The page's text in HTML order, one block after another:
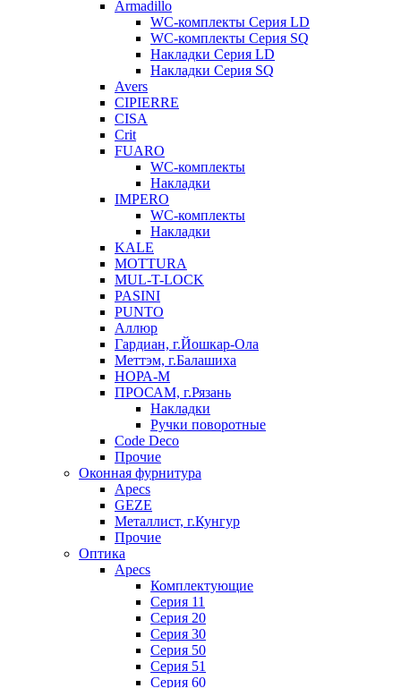
Armadillo
WC-комплекты Серия LD
WC-комплекты Серия SQ
Накладки Серия LD
Накладки Серия SQ
Avers
CIPIERRE
CISA
Crit
FUARO
WC-комплекты
Накладки
IMPERO
WC-комплекты
Накладки
KALE
MOTTURA
MUL-T-LOCK
PASINI
PUNTO
Аллюр
Гардиан, г.Йошкар-Ола
Меттэм, г.Балашиха
НОРА-М
ПРОСАМ, г.Рязань
Накладки
Ручки поворотные
Code Deco
Прочие
Оконная фурнитура
Apecs
GEZE
Металлист, г.Кунгур
Прочие
Оптика
Apecs
Комплектующие
Серия 11
Серия 20
Серия 30
Серия 50
Серия 51
Серия 60